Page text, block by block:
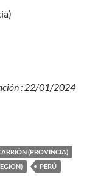
: 22/01/2024
(PROVINCIA)
PERÚ